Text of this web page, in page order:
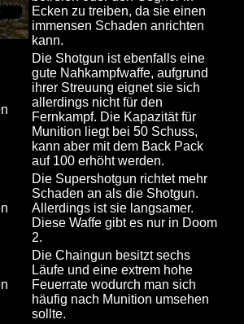
Ecken zu treiben, da sie einen
immensen Schaden anrichten
kann.
Die Shotgun ist ebenfalls eine
gute Nahkampfwaffe, aufgrund
ihrer Streuung eignet sie sich
allerdings nicht für den
Fernkampf. Die Kapazität für
Munition liegt bei 50 Schuss,
kann aber mit dem Back Pack
auf 100 erhöht werden.
Die Supershotgun richtet mehr
Schaden an als die Shotgun.
Allerdings ist sie langsamer.
Diese Waffe gibt es nur in Doom
2.
Die Chaingun besitzt sechs
Läufe und eine extrem hohe
Feuerrate wodurch man sich
häufig nach Munition umsehen
sollte.